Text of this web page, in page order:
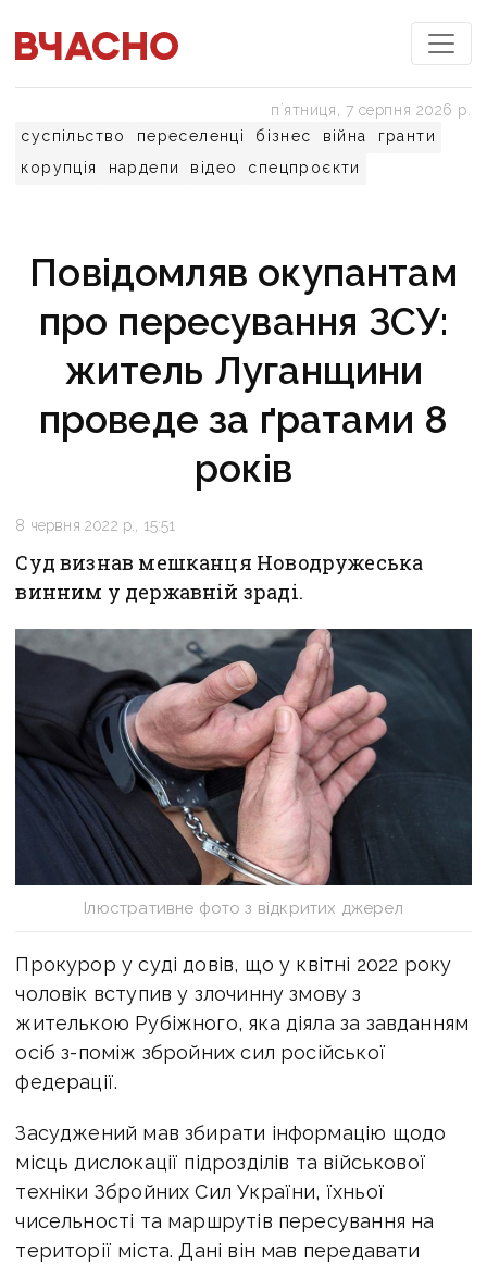
суспільство переселенці бізнес війна
гранти
корупція
нардепи відео спецпроєкти
пʼятниця, 7 серпня 2026 р.
Повідомляв окупантам
про пересування ЗСУ:
житель Луганщини
проведе за ґратами 8
років
8 червня 2022 р., 15:51
Суд визнав мешканця Новодружеська
винним у державній зраді.
Ілюстративне фото з відкритих джерел
Прокурор у суді довів, що у квітні 2022 року
чоловік вступив у злочинну змову з
жителькою Рубіжного, яка діяла за завданням
осіб з-поміж збройних сил російської
федерації.
Засуджений мав збирати інформацію щодо
місць дислокації підрозділів та військової
техніки Збройних Сил України, їхньої
чисельності та маршрутів пересування на
території міста. Дані він мав передавати